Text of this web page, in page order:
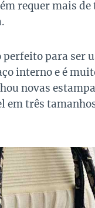
requer mais
para ser
interno e é
novas
em três